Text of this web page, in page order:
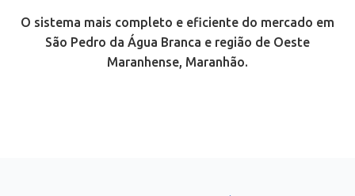
O sistema mais completo e eficiente do mercado em
São Pedro da Água Branca e região de Oeste
Maranhense, Maranhão.